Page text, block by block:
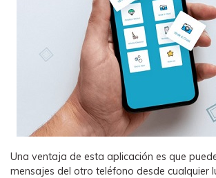
Una ventaja de esta aplicación es que
mensajes del otro teléfono desde cualquier